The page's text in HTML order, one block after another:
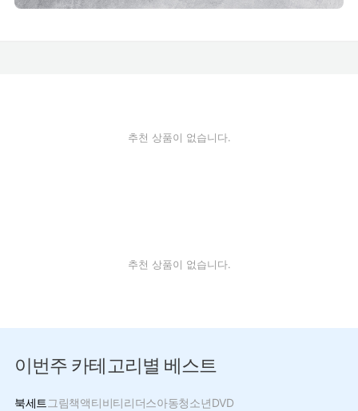
추천 상품이 없습니다.
추천 상품이 없습니다.
이번주 카테고리별 베스트
북세트 그림책액티비티리더스아동청소년DVD